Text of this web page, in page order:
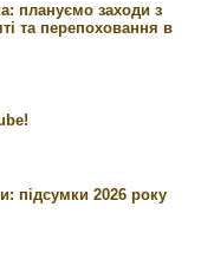
плануємо заходи з
та перепоховання в
підсумки 2026 року